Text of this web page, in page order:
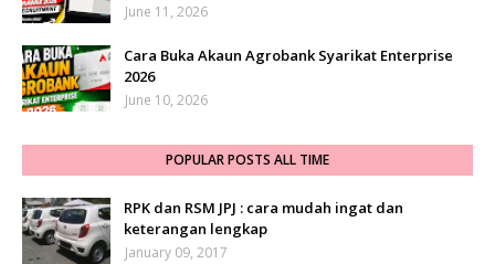
June 11, 2026
Cara Buka Akaun Agrobank Syarikat Enterprise
2026
June 10, 2026
POPULAR POSTS ALL TIME
RPK dan RSM JPJ : cara mudah ingat dan
keterangan lengkap
January 09, 2017